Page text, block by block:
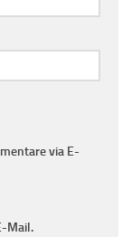
via E-
Mail.